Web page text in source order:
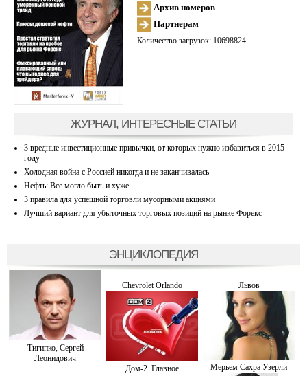
Архив номеров
Партнерам
Количество загрузок: 10698824
ЖУРНАЛ, ИНТЕРЕСНЫЕ СТАТЬИ
3 вредные инвестиционные привычки, от которых нужно избавиться в 2015
году
Холодная война с Россией никогда и не заканчивалась
Нефть: Все могло быть и хуже…
3 правила для успешной торговли мусорными акциями
Лучший вариант для убыточных торговых позиций на рынке Форекс
ЭНЦИКЛОПЕДИЯ
Тигипко, Сергей
Леонидович
Chevrolet Orlando Львов
Дом-2. Главное Мерьем Сахра Узерли